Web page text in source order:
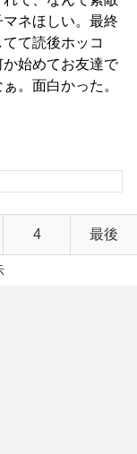
ネほしい。最終
て読後ホッコ
始めてお友達で
。面白かった。
4 最後